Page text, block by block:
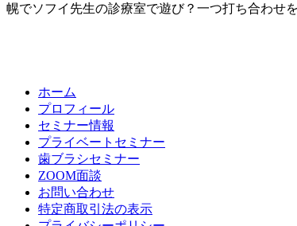
幌でソフイ先生の診療室で遊び？一つ打ち合わせ
ホーム
プロフィール
セミナー情報
プライベートセミナー
歯ブラシセミナー
ZOOM面談
お問い合わせ
特定商取引法の表示